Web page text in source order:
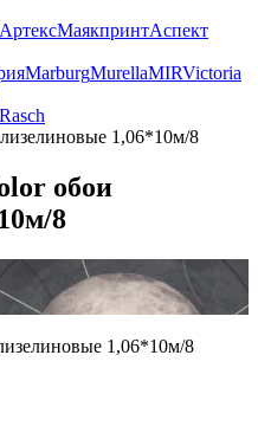
АртексМаякпринтАспект
MarburgMurellaMIRVictoria
Rasch
1,06*10м/8
обои
8
1,06*10м/8